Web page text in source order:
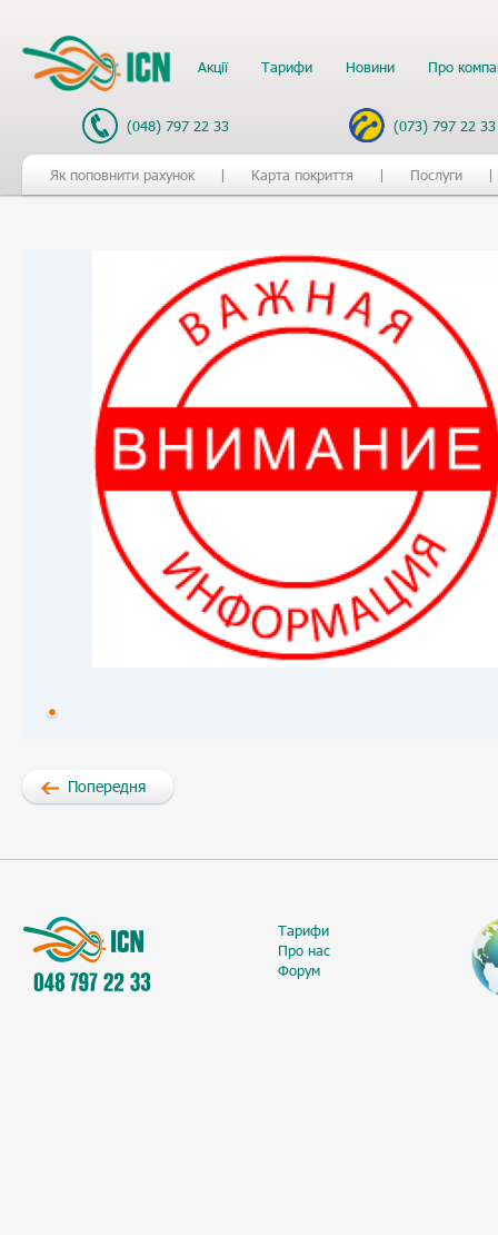
Акції Тарифи Новини Про
(048) 797 22 33 (073) 797 22 33
Як поповнити рахунок Карта покриття Послуги
Попередня
Тарифи
Про нас
Форум